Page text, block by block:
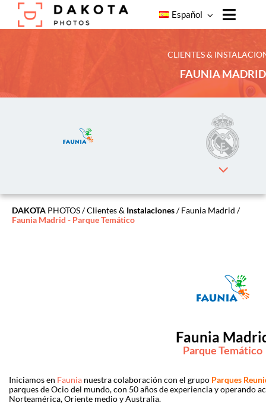
Skip
content
Toggle
Productos
Servicios
Nuestros
Clientes
Photos
Español
CLIENTES &
FAUNIA MADRID
DAKOTA PHOTOS/Clientes & Instalaciones/ Faunia Madrid /
Faunia Madrid - Parque Temático
Faunia
Parque Temático
Iniciamos en Faunia nuestra colaboración con el grupo Parques
parques de Ocio del mundo, con 50 años de experiencia y operando
Norteamérica, Oriente medio y Australia.